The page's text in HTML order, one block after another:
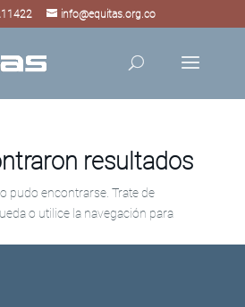
info@equitas.org.co
resultados
pudo encontrarse. Trate de
o utilice la navegación para